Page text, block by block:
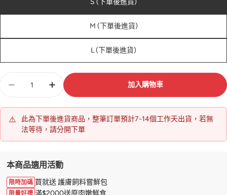
S (下單後進貨)
M (下單後進貨)
L (下單後進貨)
量
加入購物車
⚠️
此為下單後進貨商品，整筆訂單預計7-14個工作天出貨，若無
法等待，請分開下單
本商品適用活動
限時加碼 買就送 護膚飼料嘗鮮包
限量好禮 滿$2000送原肉嫩鮮食